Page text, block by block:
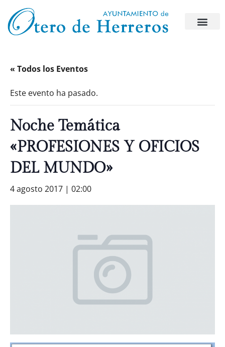
« Todos los Eventos
Este evento ha pasado.
Noche Temática
«PROFESIONES Y OFICIOS
DEL MUNDO»
4 agosto 2017 | 02:00